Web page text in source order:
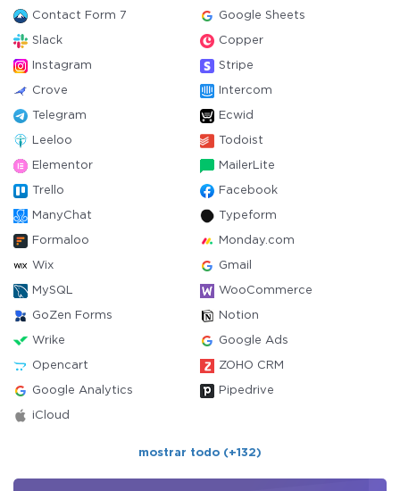
Contact Form 7 Google Sheets
Slack Copper
Instagram Stripe
Crove Intercom
Telegram Ecwid
Leeloo Todoist
Elementor MailerLite
Trello Facebook
ManyChat Typeform
Formaloo Monday.com
Wix Gmail
MySQL WooCommerce
GoZen Forms Notion
Wrike Google Ads
Opencart ZOHO CRM
Google Analytics Pipedrive
iCloud
mostrar todo (+132)